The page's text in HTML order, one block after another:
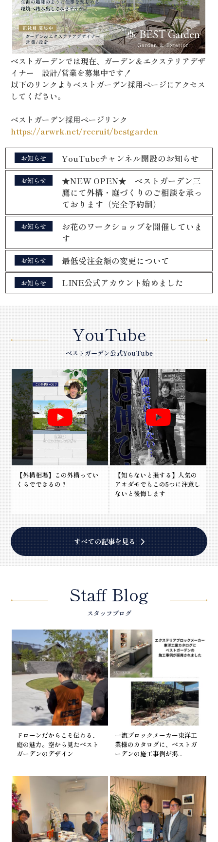
ベストガーデンでは現在、ガーデン＆エクステリアデザ
イナー 設計/営業を募集中です！
以下のリンクよりベストガーデン採用ページにアクセス
してください。
ベストガーデン採用ページリンク
https://arwrk.net/recruit/bestgarden
お知らせ YouTubeチャンネル開設のお知らせ
お知らせ
★NEW OPEN★ ベストガーデン三
鷹にて外構・庭づくりのご相談を承っ
ております（完全予約制）
武蔵野市・三鷹市で新築外構や庭リフォームをご
検討中の皆さまへ。
建物と調和する外構設計、
長く愛せる植栽デザインまで。
住まいの価値を高める外構設計のご提案
ベストガーデン西東京本店
5月16日（土曜日）9：00～、11：00～
満席 キ
ャンセル待ち
ベストガーデン三鷹店
5月 9日（土曜日）13：00～、15：00～満席 キ
ャンセル待ち
5月23日（土曜日） 9：00～、11：00～、14:00～
お知らせ
お花のワークショップを開催していま
す
0120-028-903
お知らせ 最低受注金額の変更について
お知らせ LINE公式アカウント始めました
YouTube
ベストガーデン公式YouTube
【外構相場】この外構ってい
くらでできるの？
【知らないと損する】人気の
アオダモでもこの5つに注意し
ないと後悔します
すべての記事を見る
Staff Blog
スタッフブログ
ドローンだからこそ伝わる、
庭の魅力。空から見たベスト
ガーデンのデザイン
一流ブロックメーカー東洋工
業様のカタログに、ベストガ
ーデンの施工事例が掲...